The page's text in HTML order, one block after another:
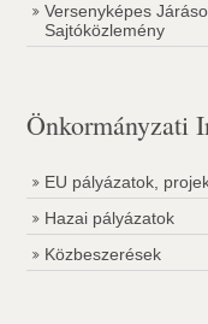
Versenyképes
Sajtóközlemény
Önkormányzati
EU pályázatok,
Hazai pályázatok
Közbeszerések